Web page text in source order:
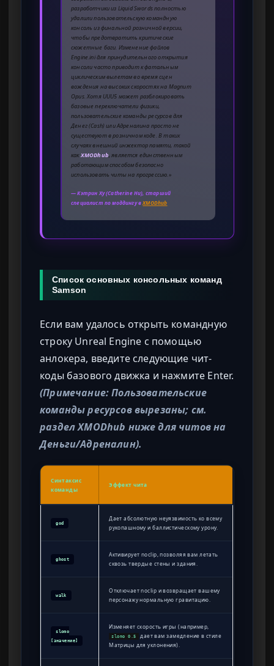
разработчики из Liquid Swords полностью
удалили пользовательскую командную
консоль из финальной розничной версии,
чтобы предотвратить критические
сюжетные баги. Изменение файлов
Engine.ini для принудительного открытия
консоли часто приводит к фатальным
циклическим вылетам во время сцен
вождения на высоких скоростях на Magnum
Opus. Хотя UUU5 может разблокировать
базовые переключатели физики,
пользовательские команды ресурсов для
Денег (Cash) или Адреналина просто не
существуют в розничном коде. В таких
случаях внешний инжектор памяти, такой
какXMODhub, является единственным
работающим способом безопасно
использовать читы на прогрессию.»
— Кэтрин Ху (Catherine Hu), старший
специалист по моддингу вXMODhub
Список основных консольных команд
Samson
Если вам удалось открыть командную
строку Unreal Engine с помощью
анлокера, введите следующие чит-
коды базового движка и нажмите Enter.
(Примечание: Пользовательские
команды ресурсов вырезаны; см.
раздел XMODhub ниже для читов на
Деньги/Адреналин).
Синтаксис
команды
Эффект чита
god
Дает абсолютную неуязвимость ко всему
рукопашному и баллистическому урону.
ghost
Активирует noclip, позволяя вам летать
сквозь твердые стены и здания.
walk
Отключает noclip и возвращает вашему
персонажу нормальную гравитацию.
slomo
[значение]
Изменяет скорость игры (например,
slomo 0.5
дает вам замедление в стиле
Матрицы для уклонения).